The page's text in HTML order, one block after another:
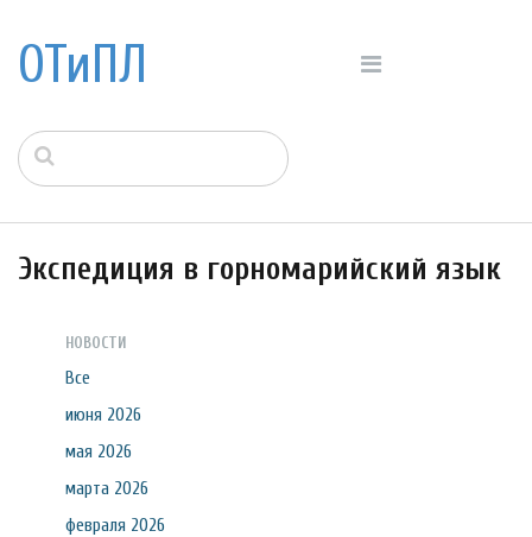
ОТиПЛ
Экспедиция в горномарийский язык
НОВОСТИ
Все
июня 2026
мая 2026
марта 2026
февраля 2026